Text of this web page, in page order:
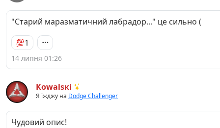
"Старий маразматичний лабрадор..." це сильно (
1
14 липня 01:26
Кowаlsкі
Я їжджу на Dodge Challenger
Чудовий опис!